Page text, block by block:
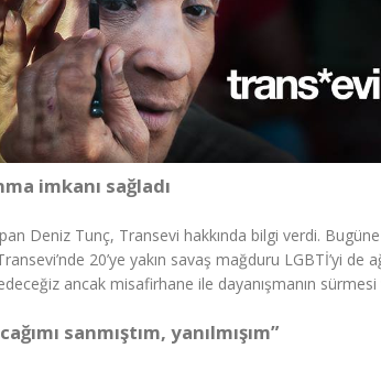
imkanı sağladı
Deniz Tunç, Transevi hakkında bilgi verdi.
20’ye yakın savaş mağduru LGBTİ’yi de
ancak misafirhane ile dayanışmanın
sanmıştım, yanılmışım”